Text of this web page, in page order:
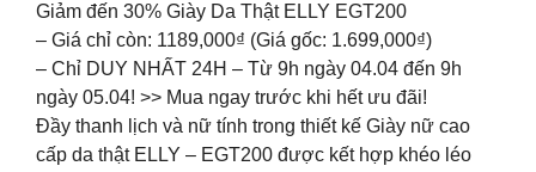
Giảm đến 30% Giày Da Thật ELLY EGT200
– Giá chỉ còn: 1189,000₫ (Giá gốc: 1.699,000₫)
– Chỉ DUY NHẤT 24H – Từ 9h ngày 04.04 đến 9h
ngày 05.04! >> Mua ngay trước khi hết ưu đãi!
Đầy thanh lịch và nữ tính trong thiết kế Giày nữ cao
cấp da thật ELLY – EGT200 được kết hợp khéo léo